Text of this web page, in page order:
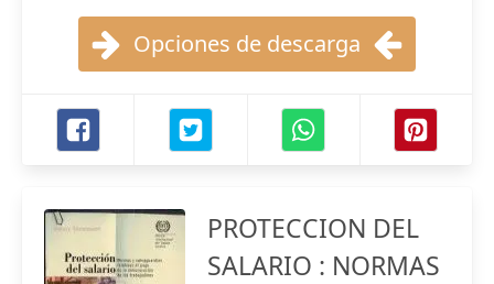
Opciones de descarga
PROTECCION DEL
SALARIO : NORMAS